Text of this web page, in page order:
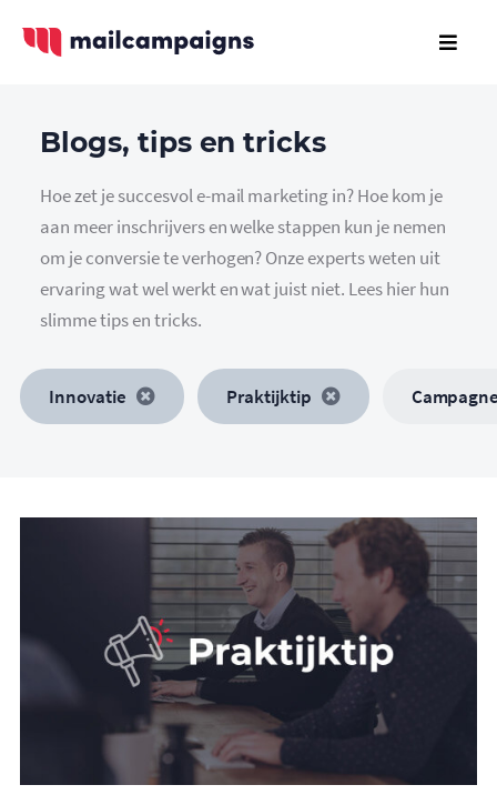
Blogs, tips en tricks
Hoe zet je succesvol e-mail marketing in? Hoe kom je
aan meer inschrijvers en welke stappen kun je nemen
om je conversie te verhogen? Onze experts weten uit
ervaring wat wel werkt en wat juist niet. Lees hier hun
slimme tips en tricks.
Innovatie Praktijktip